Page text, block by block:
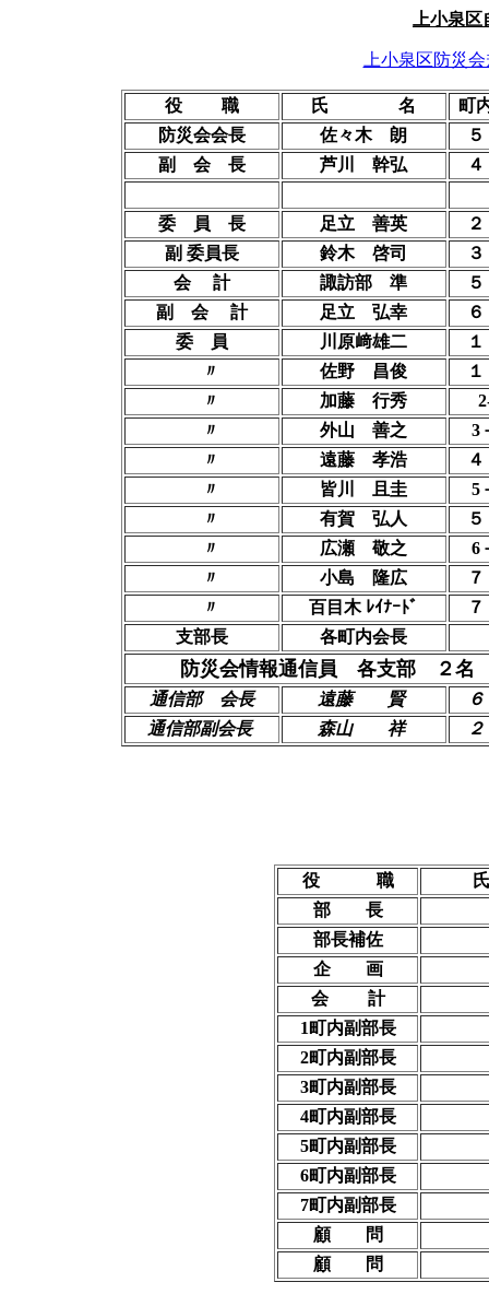
上小泉
上小泉区防災
役 職 氏 名
町
防災会会長
佐々木 朗
副 会 長
芦川 幹弘
委 員 長 足立 善英
副 委員長
鈴木 啓司
会 計
諏訪部 準
副 会 計
足立 弘幸
委 員
川原﨑雄二
〃
佐野 昌俊
〃
加藤 行秀
〃
外山 善之
3
〃
遠藤 孝浩
〃
皆川 且圭
5
〃
有賀 弘人
〃
広瀬 敬之
6
〃
小島 隆広
〃
百目木ﾚｲﾅｰﾄﾞ
支部長
各町内会長
防災会情報通信員 各支部 ２名
通信部 会長 遠藤 賢
通信部副会長
森山 祥
役 職
部 長
部長補佐
企 画
会 計
1町内副部長
2町内副部長
3町内副部長
4町内副部長
5町内副部長
6町内副部長
7町内副部長
顧 問
顧 問